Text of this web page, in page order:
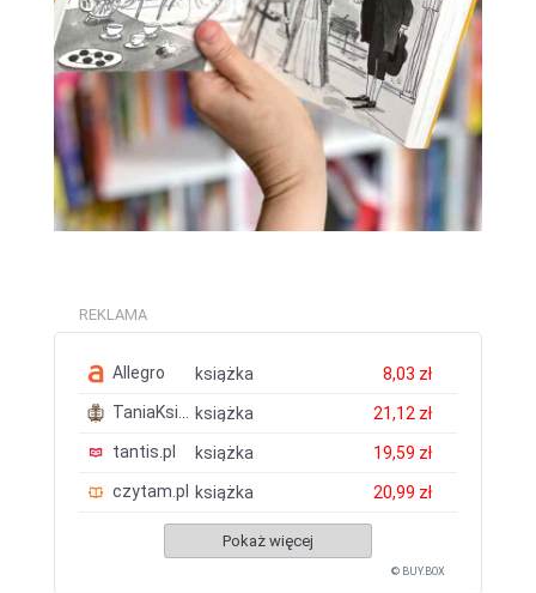
REKLAMA
Allegro książka
8,03 zł
TaniaKsiazka.pl
książka
21,12 zł
tantis.pl
książka
19,59 zł
czytam.pl
książka 20,99 zł
Pokaż więcej
© BUY.BOX